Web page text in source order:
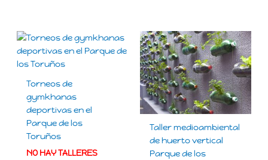
Torneos de
gymkhanas
deportivas en el
Parque de los
Toruños
NO HAY TALLERES
Taller medioambiental
de huerto vertical
Parque de los